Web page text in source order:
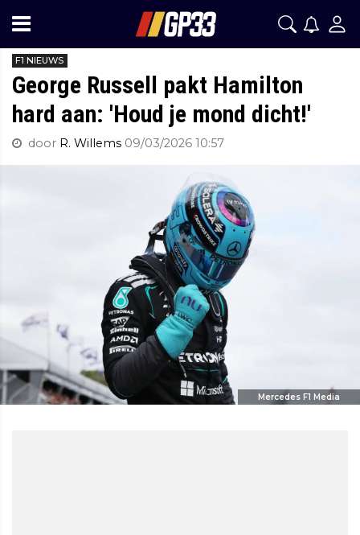
F1 NIEUWS
George Russell pakt Hamilton
hard aan: 'Houd je mond dicht!'
door R. Willems 09/03/2026 10:57
Mercedes F1 Media